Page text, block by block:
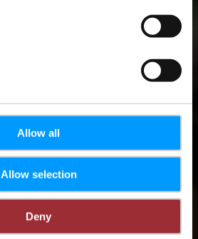
Allow all
Allow selection
Deny